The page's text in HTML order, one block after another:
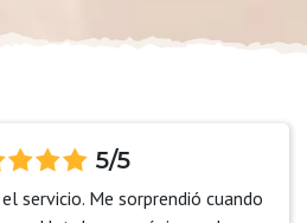
5/5
servicio. Me sorprendió cuando